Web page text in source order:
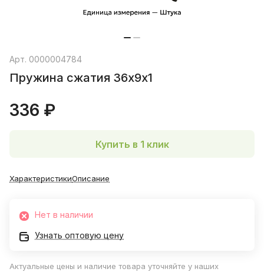
Арт. 0000004784
Пружина сжатия 36х9х1
336 ₽
Купить в 1 клик
ХарактеристикиОписание
Нет в наличии
Узнать оптовую цену
Актуальные цены и наличие товара уточняйте у наших